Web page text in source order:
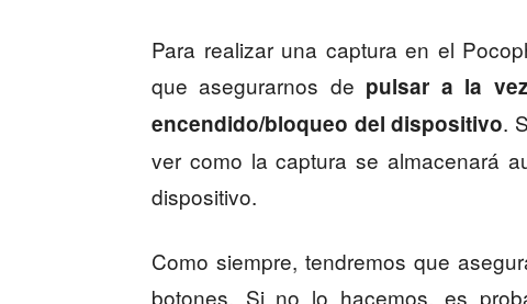
Para realizar una captura en el
que asegurarnos de pulsar a la
encendido/bloqueo del dispositivo.
ver como la captura se almacenará
dispositivo.
Como siempre, tendremos que
botones. Si no lo hacemos, es